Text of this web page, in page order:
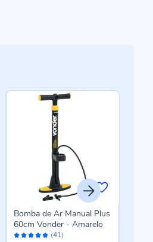
Avaliação: (41)
Bomba de Ar Manual Plus
60cm Vonder - Amarelo